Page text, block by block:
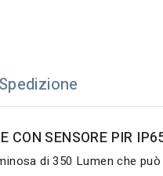
Spedizione
CON SENSORE PIR
di 350 Lumen che